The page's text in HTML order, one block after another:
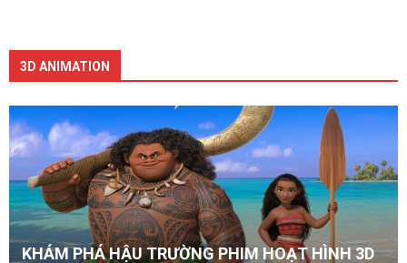
3D ANIMATION
KHÁM PHÁ HẬU TRƯỜNG PHIM HOẠT HÌNH 3D